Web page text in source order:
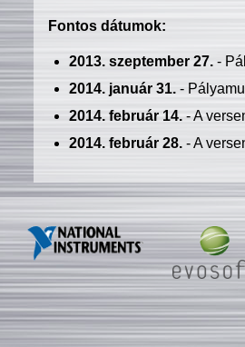
Fontos dátumok:
2013. szeptember 27.-
2014. január 31.-
2014. február 14.- A
2014. február 28.- A